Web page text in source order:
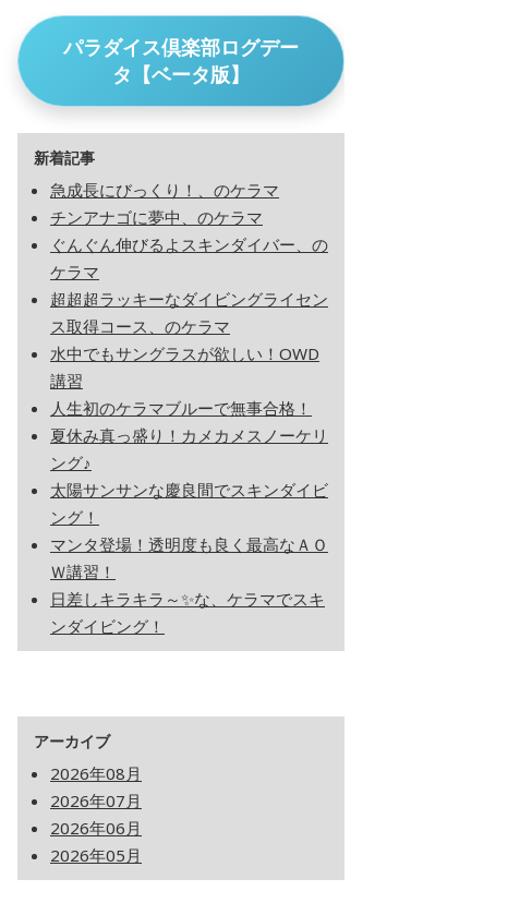
パラダイス倶楽部ログデー
タ【ベータ版】
新着記事
急成長にびっくり！、のケラマ
チンアナゴに夢中、のケラマ
ぐんぐん伸びるよスキンダイバー、の
ケラマ
超超超ラッキーなダイビングライセン
ス取得コース、のケラマ
水中でもサングラスが欲しい！OWD
講習
人生初のケラマブルーで無事合格！
夏休み真っ盛り！カメカメスノーケリ
ング♪
太陽サンサンな慶良間でスキンダイビ
ング！
マンタ登場！透明度も良く最高なＡＯ
Ｗ講習！
日差しキラキラ～✨な、ケラマでスキ
ンダイビング！
アーカイブ
2026年08月
2026年07月
2026年06月
2026年05月